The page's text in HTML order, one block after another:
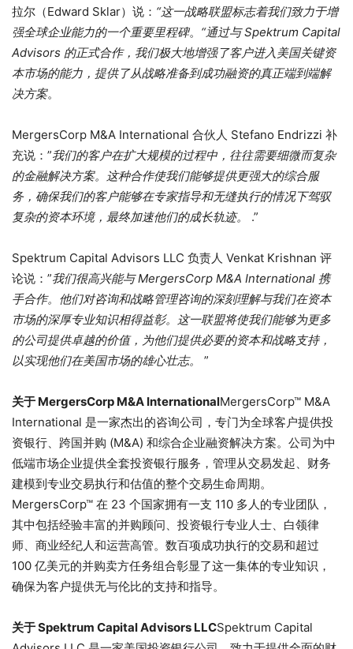
拉尔（Edward Sklar）说： “这一战略联盟标志着我们致力于增
强全球企业能力的一个重要里程碑。 “通过与 Spektrum Capital
Advisors 的正式合作，我们极大地增强了客户进入美国关键资
本市场的能力，提供了从战略准备到成功融资的真正端到端解
决方案。
MergersCorp M&A International 合伙人 Stefano Endrizzi 补
充说：”我们的客户在扩大规模的过程中，往往需要细微而复杂
的金融解决方案。这种合作使我们能够提供更强大的综合服
务，确保我们的客户能够在专家指导和无缝执行的情况下驾驭
复杂的资本环境，最终加速他们的成长轨迹。 .”
Spektrum Capital Advisors LLC 负责人 Venkat Krishnan 评
论说：”我们很高兴能与 MergersCorp M&A International 携
手合作。他们对咨询和战略管理咨询的深刻理解与我们在资本
市场的深厚专业知识相得益彰。这一联盟将使我们能够为更多
的公司提供卓越的价值，为他们提供必要的资本和战略支持，
以实现他们在美国市场的雄心壮志。 ”
关于 MergersCorp M&A InternationalMergersCorp™ M&A
International 是一家杰出的咨询公司，专门为全球客户提供投
资银行、跨国并购 (M&A) 和综合企业融资解决方案。公司为中
低端市场企业提供全套投资银行服务，管理从交易发起、财务
建模到专业交易执行和估值的整个交易生命周期。
MergersCorp™ 在 23 个国家拥有一支 110 多人的专业团队，
其中包括经验丰富的并购顾问、投资银行专业人士、白领律
师、商业经纪人和运营高管。数百项成功执行的交易和超过
100 亿美元的并购卖方任务组合彰显了这一集体的专业知识，
确保为客户提供无与伦比的支持和指导。
关于 Spektrum Capital Advisors LLCSpektrum Capital